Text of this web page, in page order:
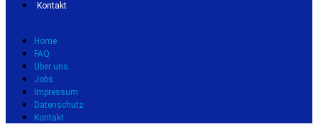
Kontakt
Home
FAQ
Über uns
Jobs
Impressum
Datenschutz
Kontakt